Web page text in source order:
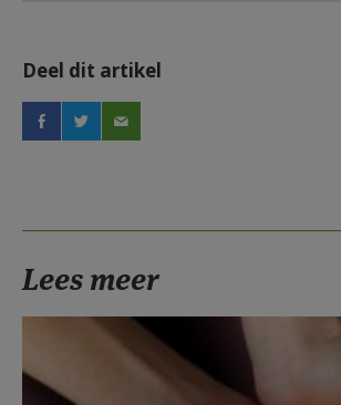
Deel dit artikel
Lees meer